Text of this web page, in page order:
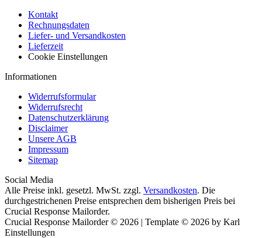
Kontakt
Rechnungsdaten
Liefer- und Versandkosten
Lieferzeit
Cookie Einstellungen
Informationen
Widerrufsformular
Widerrufsrecht
Datenschutzerklärung
Disclaimer
Unsere AGB
Impressum
Sitemap
Social Media
Alle Preise inkl. gesetzl. MwSt. zzgl. Versandkosten. Die
durchgestrichenen Preise entsprechen dem bisherigen Preis bei
Crucial Response Mailorder.
Crucial Response Mailorder © 2026 | Template © 2026 by Karl
Einstellungen